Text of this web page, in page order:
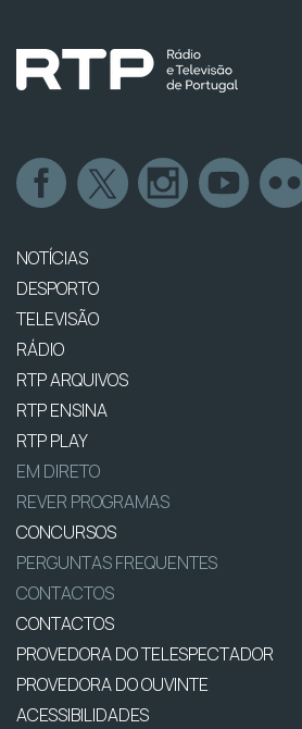
NOTÍCIAS
DESPORTO
TELEVISÃO
RÁDIO
RTP ARQUIVOS
RTP ENSINA
RTP PLAY
EM DIRETO
REVER PROGRAMAS
CONCURSOS
PERGUNTAS FREQUENTES
CONTACTOS
CONTACTOS
PROVEDORA DO TELESPECTADOR
PROVEDORA DO OUVINTE
ACESSIBILIDADES